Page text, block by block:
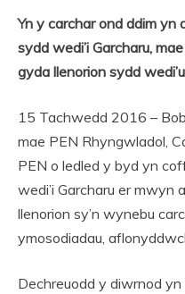
Yn y carchar ond ddim
sydd wedi’i Garcharu,
gyda llenorion sydd
15 Tachwedd 2016 –
mae PEN Rhyngwladol,
PEN o ledled y byd yn
wedi’i Garcharu er mwyn
llenorion sy’n wynebu
ymosodiadau,
Dechreuodd y diwrnod